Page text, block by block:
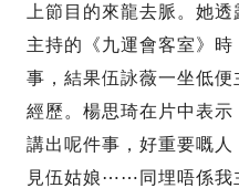
上節目的來龍去脈。她
主持的《九運會客室》
事，結果伍詠薇一坐低
經歷。楊思琦在片中表
講出呢件事，好重要嘅
見伍姑娘⋯⋯同埋唔係我